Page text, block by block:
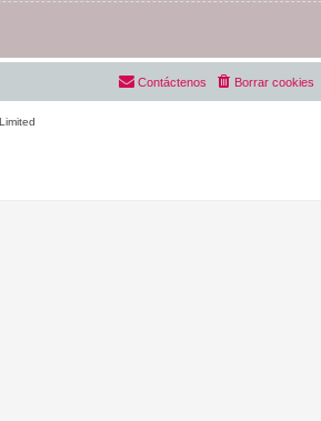
Borrar cookies
Contáctenos